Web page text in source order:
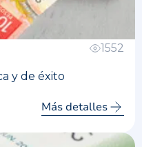
1552
y de éxito
Más detalles